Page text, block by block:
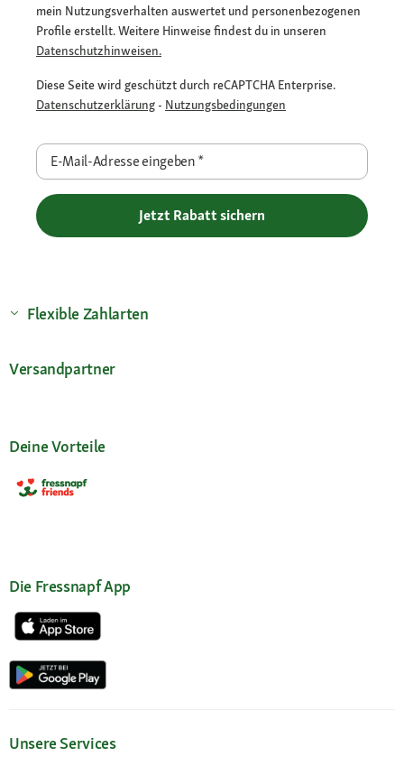
mein Nutzungsverhalten auswertet und personenbezogenen
Profile erstellt. Weitere Hinweise findest du in unseren
Datenschutzhinweisen.
Diese Seite wird geschützt durch reCAPTCHA Enterprise.
Datenschutzerklärung - Nutzungsbedingungen
E-Mail-Adresse eingeben*
Jetzt Rabatt sichern
Flexible Zahlarten
Versandpartner
Deine Vorteile
Die Fressnapf App
Unsere Services